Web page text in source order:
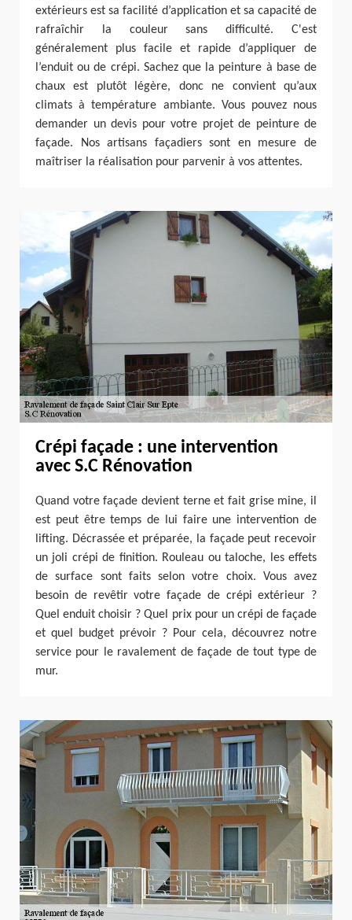
extérieurs est sa facilité d’application et sa capacité de
rafraîchir la couleur sans difficulté. C'est
généralement plus facile et rapide d’appliquer de
l’enduit ou de crépi. Sachez que la peinture à base de
chaux est plutôt légère, donc ne convient qu’aux
climats à température ambiante. Vous pouvez nous
demander un devis pour votre projet de peinture de
façade. Nos artisans façadiers sont en mesure de
maîtriser la réalisation pour parvenir à vos attentes.
Crépi façade : une intervention
avec S.C Rénovation
Quand votre façade devient terne et fait grise mine, il
est peut être temps de lui faire une intervention de
lifting. Décrassée et préparée, la façade peut recevoir
un joli crépi de finition. Rouleau ou taloche, les effets
de surface sont faits selon votre choix. Vous avez
besoin de revêtir votre façade de crépi extérieur ?
Quel enduit choisir ? Quel prix pour un crépi de façade
et quel budget prévoir ? Pour cela, découvrez notre
service pour le ravalement de façade de tout type de
mur.